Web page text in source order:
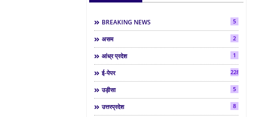
BREAKING NEWS 5
असम 2
आंध्र प्रदेश 1
ई-पेपर 2286
उड़ीसा 5
उत्तरप्रदेश 8